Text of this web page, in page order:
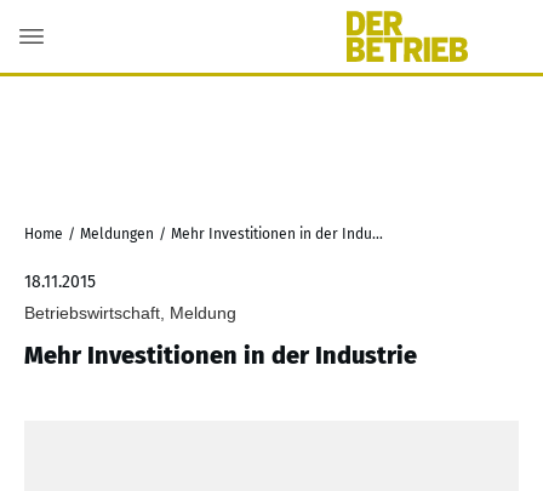
Home / Meldungen / Mehr Investitionen in der Industrie
18.11.2015
Betriebswirtschaft, Meldung
Mehr Investitionen in der Industrie